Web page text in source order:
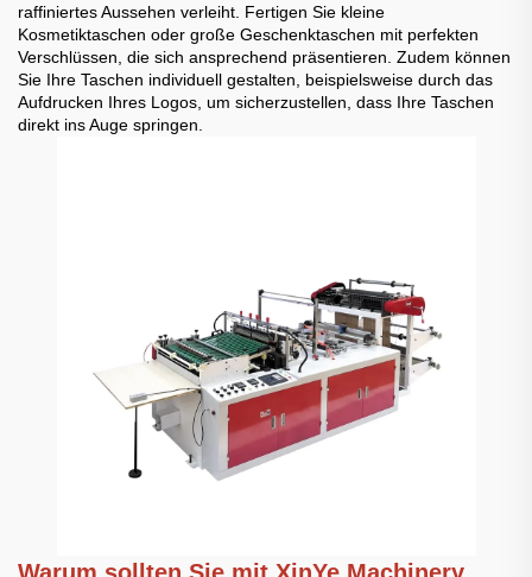
raffiniertes Aussehen verleiht. Fertigen Sie kleine
Kosmetiktaschen oder große Geschenktaschen mit perfekten
Verschlüssen, die sich ansprechend präsentieren. Zudem können
Sie Ihre Taschen individuell gestalten, beispielsweise durch das
Aufdrucken Ihres Logos, um sicherzustellen, dass Ihre Taschen
direkt ins Auge springen.